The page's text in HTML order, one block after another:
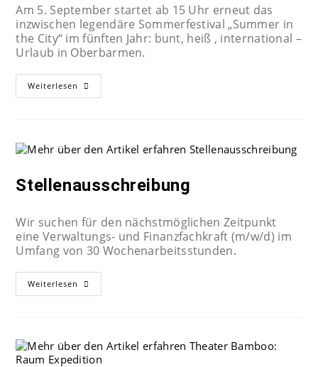
Am 5. September startet ab 15 Uhr erneut das
inzwischen legendäre Sommerfestival „Summer in
the City“ im fünften Jahr: bunt, heiß , international –
Urlaub in Oberbarmen.
Weiterlesen
Stellenausschreibung
Wir suchen für den nächstmöglichen Zeitpunkt
eine Verwaltungs- und Finanzfachkraft (m/w/d) im
Umfang von 30 Wochenarbeitsstunden.
Weiterlesen